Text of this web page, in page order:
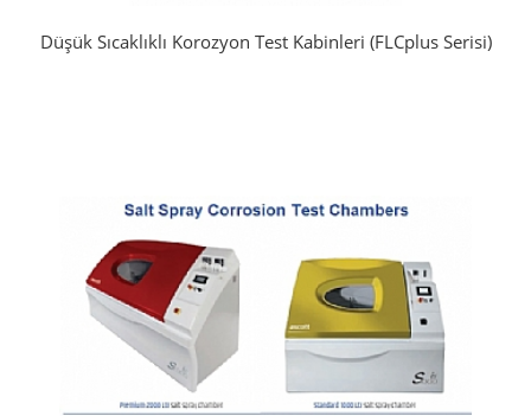
Düşük Sıcaklıklı Korozyon Test Kabinleri (FLCplus Serisi)